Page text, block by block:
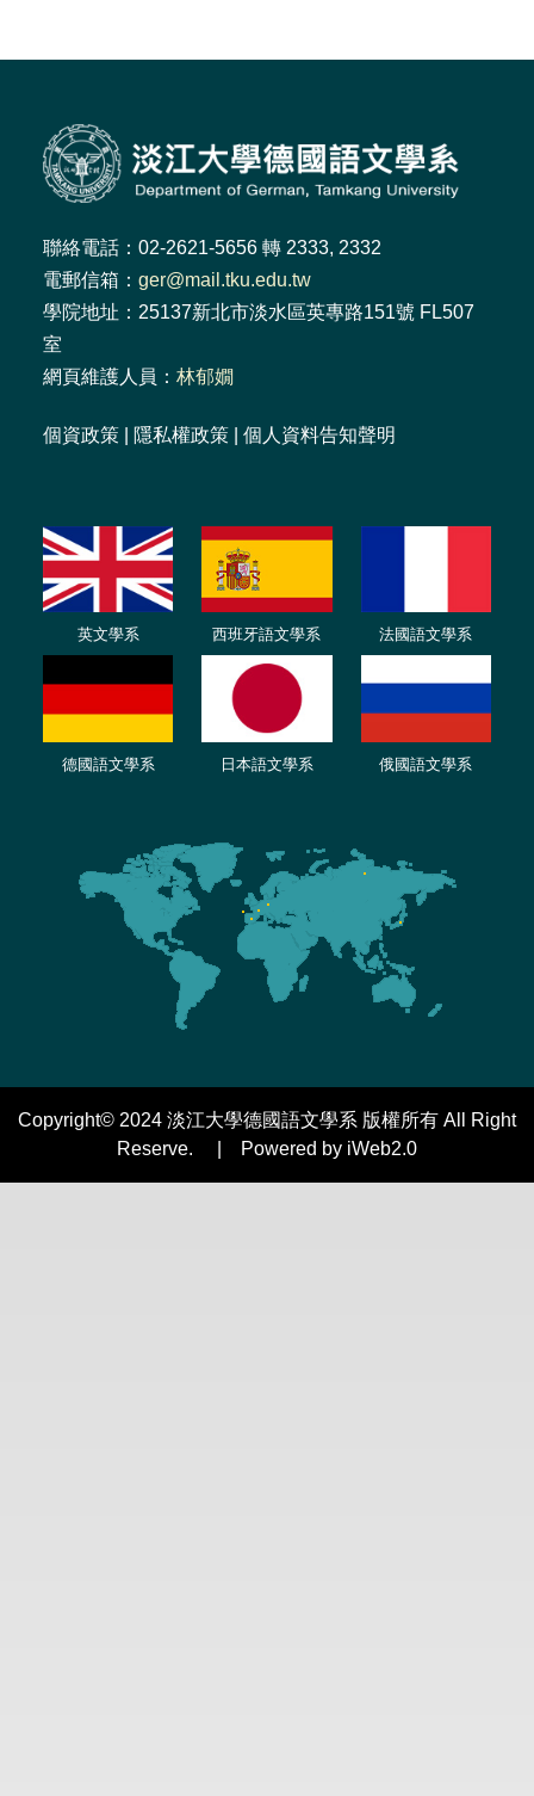
聯絡電話：02-2621-5656 轉 2333, 2332
電郵信箱： ger@mail.tku.edu.tw
學院地址：25137新北市淡水區英專路151號 FL507
室
網頁維護人員： 林郁嫺
個資政策 隱私權政策 個人資料告知聲明
英文學系 西班牙語文學系 法國語文學系
德國語文學系 日本語文學系 俄國語文學系
Copyright© 2024 淡江大學德國語文學系 版權所有 All Right
Reserve. | Powered by iWeb2.0